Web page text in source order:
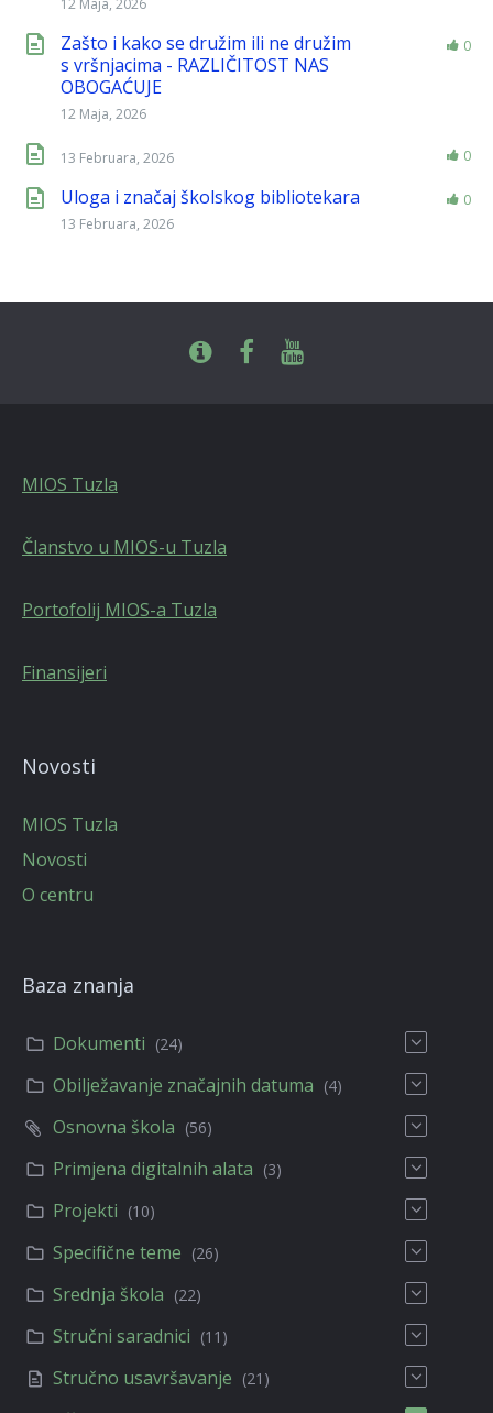
12 Maja, 2026
Zašto i kako se družim ili ne družim
s vršnjacima - RAZLIČITOST NAS
OBOGAĆUJE
12 Maja, 2026
0
13 Februara, 2026 0
Uloga i značaj školskog bibliotekara
13 Februara, 2026
0
MIOS Tuzla
Članstvo u MIOS-u Tuzla
Portofolij MIOS-a Tuzla
Finansijeri
Novosti
MIOS Tuzla
Novosti
O centru
Baza znanja
Dokumenti (24)
Obilježavanje značajnih datuma (4)
Osnovna škola (56)
Primjena digitalnih alata (3)
Projekti (10)
Specifične teme (26)
Srednja škola (22)
Stručni saradnici (11)
Stručno usavršavanje (21)